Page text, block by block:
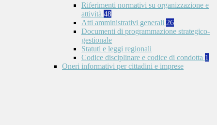
Riferimenti normativi su organizzazione e
attività 48
Atti amministrativi generali 26
Documenti di programmazione strategico-
gestionale
Statuti e leggi regionali
Codice disciplinare e codice di condotta 1
Oneri informativi per cittadini e imprese